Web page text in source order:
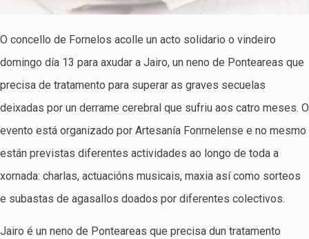
O concello de Fornelos acolle un acto solidario o vindeiro
domingo día 13 para axudar a Jairo, un neno de Ponteareas que
precisa de tratamento para superar as graves secuelas
deixadas por un derrame cerebral que sufriu aos catro meses. O
evento está organizado por Artesanía Fonrnelense e no mesmo
están previstas diferentes actividades ao longo de toda a
xornada: charlas, actuacións musicais, maxia así como sorteos
e subastas de agasallos doados por diferentes colectivos.
Jairo é un neno de Ponteareas que precisa dun tratamento